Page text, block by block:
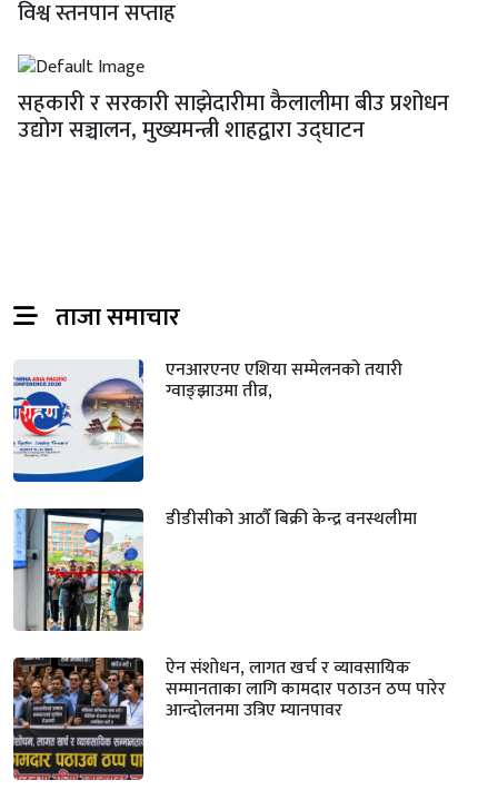
विश्व स्तनपान सप्ताह
सहकारी र सरकारी साझेदारीमा कैलालीमा बीउ प्रशोधन
उद्योग सञ्चालन, मुख्यमन्त्री शाहद्वारा उद्घाटन
ताजा समाचार
एनआरएनए एशिया सम्मेलनको तयारी
ग्वाङ्झाउमा तीव्र,
डीडीसीको आठौँ बिक्री केन्द्र वनस्थलीमा
ऐन संशोधन, लागत खर्च र व्यावसायिक
सम्मानताका लागि कामदार पठाउन ठप्प पारेर
आन्दोलनमा उत्रिए म्यानपावर